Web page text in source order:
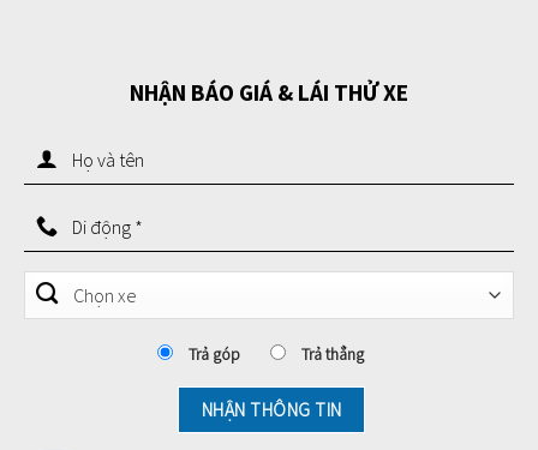
NHẬN BÁO GIÁ & LÁI THỬ XE
Trả góp Trả thẳng